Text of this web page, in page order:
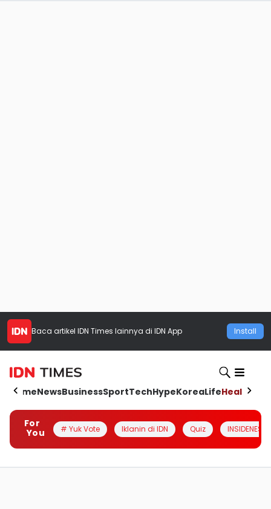
Baca artikel IDN Times lainnya di IDN App Install
HomeNewsBusinessSportTechHypeKoreaLifeHealth
For
You
# Yuk Vote Iklanin di IDN Quiz INSIDENESIA